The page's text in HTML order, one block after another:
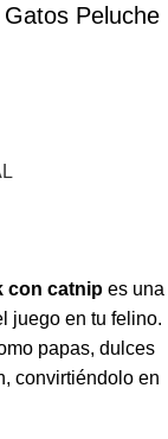
Peluche
con catnip es una
juego en tu felino.
papas, dulces
convirtiéndolo en